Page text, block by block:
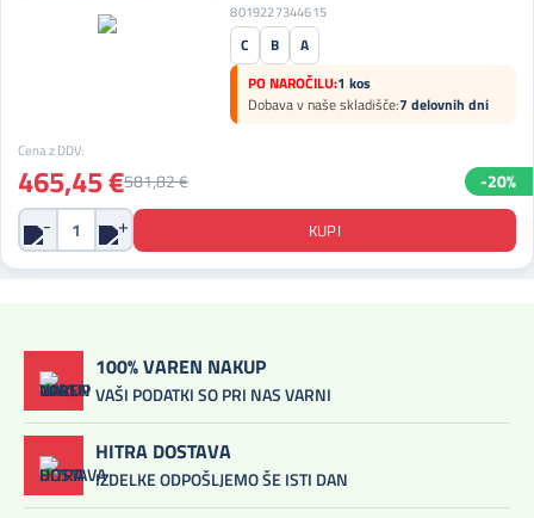
8019227344615
C B
A
PO NAROČILU:1 kos
Dobava v naše skladišče:7 delovnih dni
Cena z DDV:
465,45 €581,82 € -20%
100% VAREN NAKUP
VAŠI PODATKI SO PRI NAS VARNI
HITRA DOSTAVA
IZDELKE ODPOŠLJEMO ŠE ISTI DAN